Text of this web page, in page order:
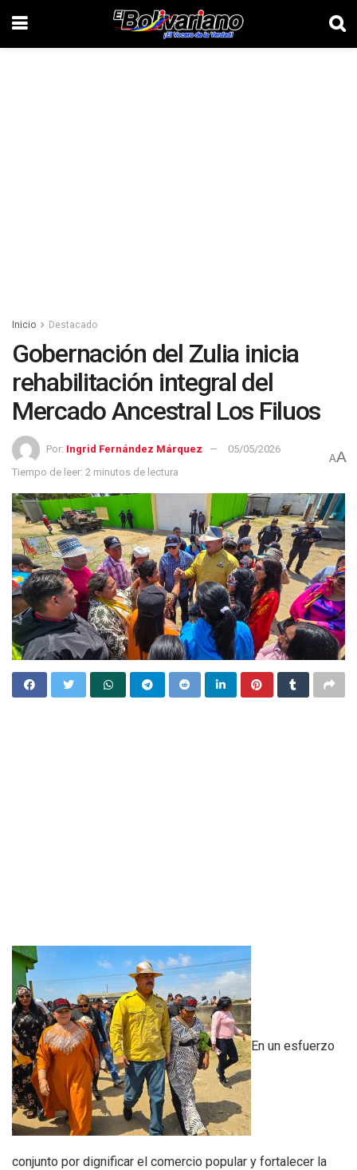
Inicio Destacado
Gobernación del Zulia inicia
rehabilitación integral del
Mercado Ancestral Los Filuos
Por: Ingrid Fernández Márquez
05/05/2026
Tiempo de leer: 2 minutos de lectura
AA
En un esfuerzo
conjunto por dignificar el comercio popular y fortalecer la